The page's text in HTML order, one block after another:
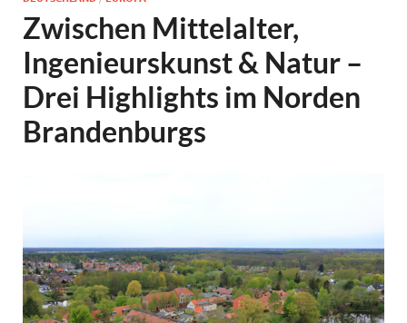
Zwischen Mittelalter,
Ingenieurskunst & Natur –
Drei Highlights im Norden
Brandenburgs